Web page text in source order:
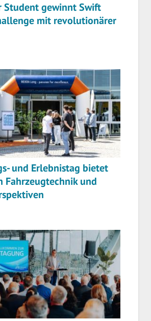
Student gewinnt Swift
mit revolutionärer
und Erlebnistag bietet
Fahrzeugtechnik und